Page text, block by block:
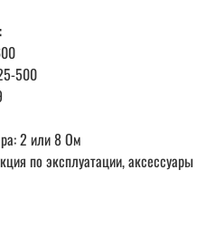
500
2 или 8 Ом
по эксплуатации, аксессуары